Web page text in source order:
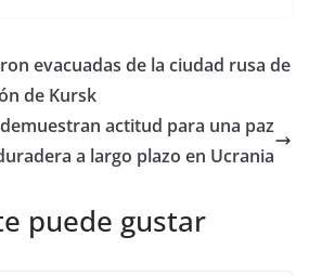
evacuadas de la ciudad rusa de
de Kursk
demuestran actitud para una paz
a largo plazo en Ucrania
puede gustar